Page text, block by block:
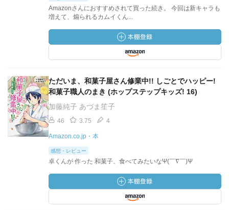
Amazonさんにおすすめされて買った続き。 今回は新キャラも
増えて、煽られるカムイくん...
ただいま、和菓子屋さん修業中!! しごとでハッピー!
和菓子職人のまき (ホップステップキッズ! 16)
加藤純子 あづま笙子
46 3.75 4
Amazon.co.jp・本
感想・レビュー
卓くんが 作った 和菓子、食べてみたいなΨ(￣∇￣)Ψ